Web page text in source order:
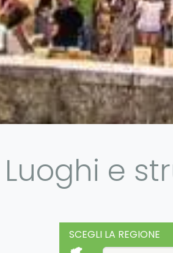
Luoghi e
SCEGLI LA REGIONE